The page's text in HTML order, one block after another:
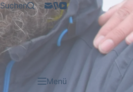
Suchen
Menü